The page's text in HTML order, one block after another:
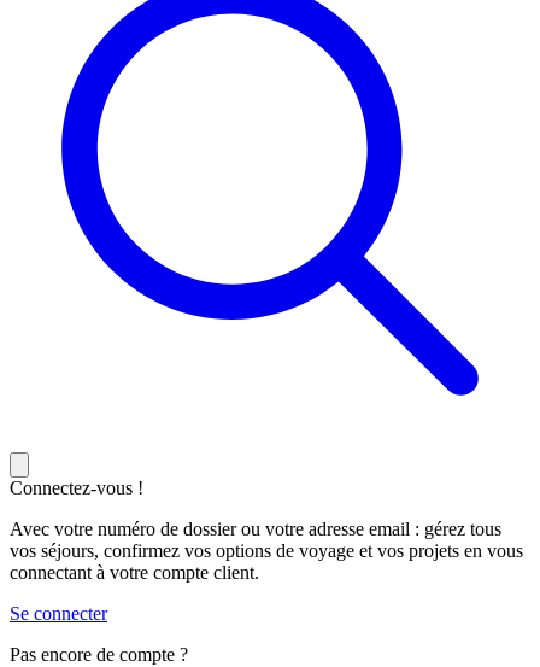
Connectez-vous !
Avec votre numéro de dossier ou votre adresse email : gérez tous
vos séjours, confirmez vos options de voyage et vos projets en vous
connectant à votre compte client.
Se connecter
Pas encore de compte ?